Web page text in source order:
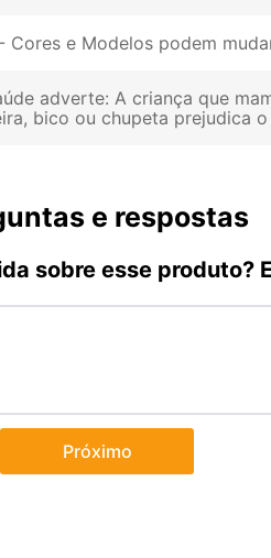
Cores e Modelos podem
adverte: A criança que
bico ou chupeta prejudica
e respostas
sobre esse produto?
Próximo